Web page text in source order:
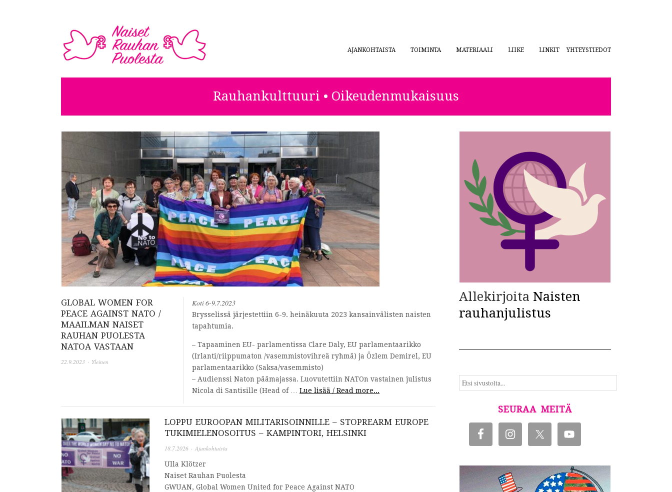
NAISET RAUHAN PUOLESTA
AJANKOHTAISTA TOIMINTA MATERIAALI LIIKE LINKIT YHTEYSTIEDOT
Rauhankulttuuri • Oikeudenmukaisuus
GLOBAL WOMEN FOR
PEACE AGAINST NATO /
MAAILMAN NAISET
RAUHAN PUOLESTA
NATOA VASTAAN
22.9.2023 · Yleinen
Koti 6-9.7.2023
Brysselissä järjestettiin 6-9. heinäkuuta 2023 kansainvälisten naisten
tapahtumia.
– Tapaaminen EU- parlamentissa Clare Daly, EU parlamentaarikko
(Irlanti/riippumaton /vasemmistovihreä ryhmä) ja Özlem Demirel, EU
parlamentaarikko (Saksa/vasemmisto)
– Audienssi Naton päämajassa. Luovutettiin NATOn vastainen julistus
Nicola di Santisille (Head of …Lue lisää / Read more...
LOPPU EUROOPAN MILITARISOINNILLE – STOPREARM EUROPE
TUKIMIELENOSOITUS – KAMPINTORI, HELSINKI
18.7.2026· Ajankohtaista
Ulla Klötzer
Naiset Rauhan Puolesta
GWUAN, Global Women United for Peace Against NATO
Allekirjoita Naisten
rauhanjulistus
SEURAA MEITÄ